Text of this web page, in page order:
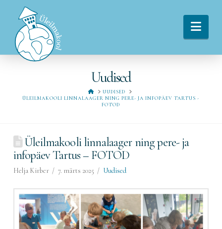
Uudised
HOMEUUDISED
ÜLEILMAKOOLI LINNALAAGER NING PERE- JA INFOPÄEV TARTUS -
FOTOD
Üleilmakooli linnalaager ning pere- ja
infopäev Tartus – FOTOD
Helja Kirber 7. märts 2025 Uudised